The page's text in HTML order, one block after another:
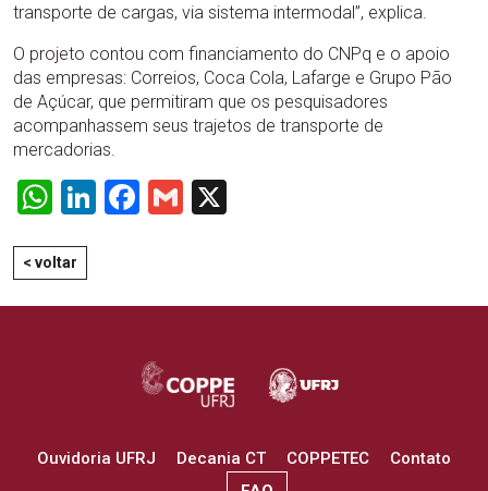
transporte de cargas, via sistema intermodal”, explica.
O projeto contou com financiamento do CNPq e o apoio
das empresas: Correios, Coca Cola, Lafarge e Grupo Pão
de Açúcar, que permitiram que os pesquisadores
acompanhassem seus trajetos de transporte de
mercadorias.
WhatsApp
LinkedIn
Facebook
Gmail
< voltar
Ouvidoria UFRJ Decania CT COPPETEC
Contato